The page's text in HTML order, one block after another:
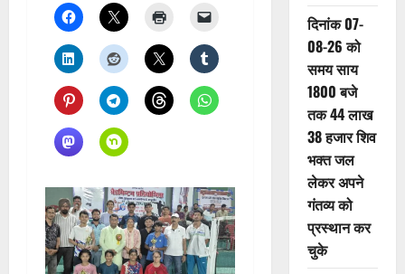
दिनांक 07-
08-26 को
समय साय
1800 बजे
तक 44 लाख
38 हजार शिव
भक्त जल
लेकर अपने
गंतव्य को
प्रस्थान कर
चुके